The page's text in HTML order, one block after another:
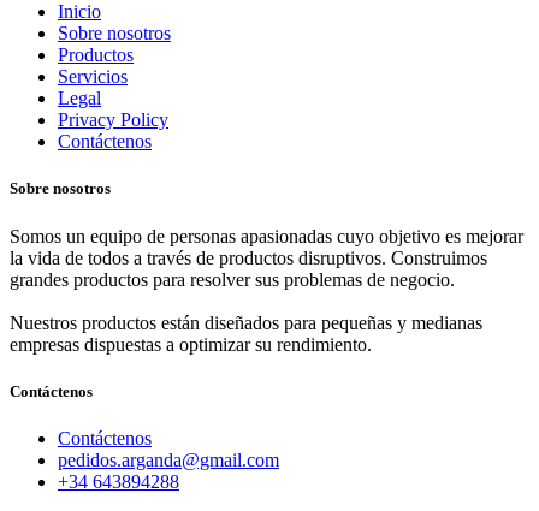
Inicio
Sobre nosotros
Productos
Servicios
Legal
Privacy Policy
Contáctenos
Sobre nosotros
Somos un equipo de personas apasionadas cuyo objetivo es mejorar
la vida de todos a través de productos disruptivos. Construimos
grandes productos para resolver sus problemas de negocio.
Nuestros productos están diseñados para pequeñas y medianas
empresas dispuestas a optimizar su rendimiento.
Contáctenos
Contáctenos
pedidos.arganda@gmail.com
+34 643894288